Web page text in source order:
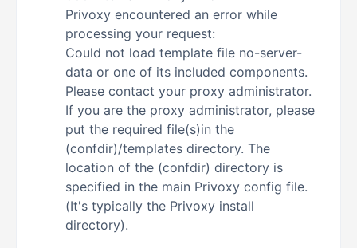
Privoxy encountered an error while
processing your request:
Could not load template file no-server-
data or one of its included components.
Please contact your proxy administrator.
If you are the proxy administrator, please
put the required file(s)in the
(confdir)/templates directory. The
location of the (confdir) directory is
specified in the main Privoxy config file.
(It's typically the Privoxy install
directory).